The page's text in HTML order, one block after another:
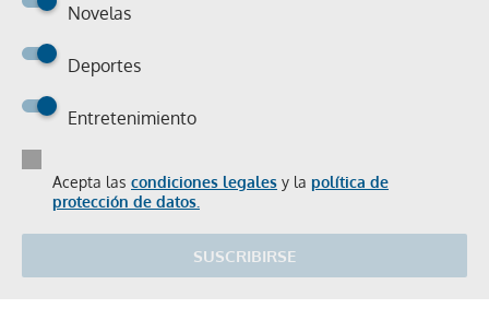
Novelas
Deportes
Entretenimiento
Acepta las condiciones legales y la política de
protección de datos.
SUSCRIBIRSE